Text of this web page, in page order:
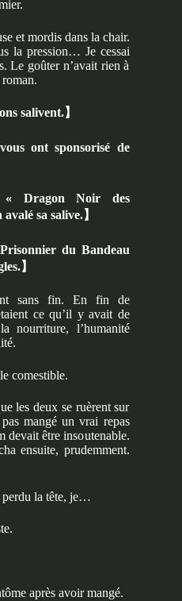
et mordis dans la chair.
la pression… Je cessai
Le goûter n’avait rien à
salivent.】
ont sponsorisé de
« Dragon Noir des
avalé sa salive.】
du Bandeau
】
sans fin. En fin de
ce qu’il y avait de
nourriture, l’humanité
comestible.
les deux se ruèrent sur
mangé un vrai repas
devait être insoutenable.
ensuite, prudemment.
la tête, je…
après avoir mangé.